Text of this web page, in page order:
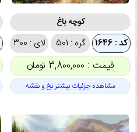
کوچه باغ
کد : 1646 گره : 501 لای : 300
قیمت : 3,800,000 تومان
مشاهده جزئیات بیشتر نخ و نقشه